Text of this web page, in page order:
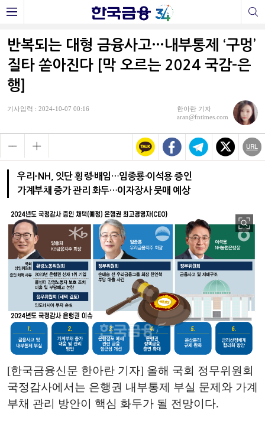
반복되는 대형 금융사고…내부통제 ‘구멍’
질타 쏟아진다 [막 오르는 2024 국감-은
행]
기사입력 : 2024-10-07 00:16
한아란 기자
aran@fntimes.com
우리-NH, 잇단 횡령·배임…임종룡·이석용 증인
가계부채 증가 관리 화두…이자장사 뭇매 예상
[한국금융신문 한아란 기자] 올해 국회 정무위원회
국정감사에서는 은행권 내부통제 부실 문제와 가계
부채 관리 방안이 핵심 화두가 될 전망이다.